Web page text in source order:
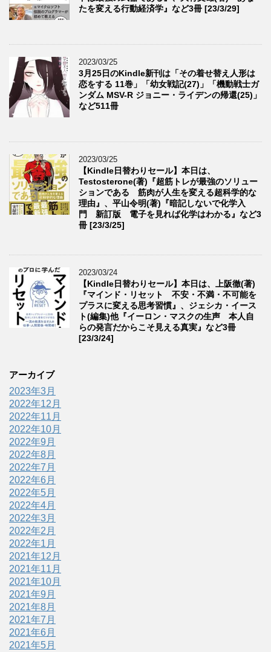
たを変える行動経済学』など3冊 [23/3/29]
2023/03/25
3月25日のKindle新刊は「その着せ替え人形は
恋をする 11巻」「幼女戦記(27)」「機動戦士ガ
ンダム MSV-R ジョニー・ライデンの帰還(25)」
など511冊
2023/03/25
【Kindle日替わりセール】本日は、
Testosterone(著)『超筋トレが最強のソリュー
ションである 筋肉が人生を変える超科学的な
理由』、平山令明(著)『暗記しないで化学入
門 新訂版 電子を見れば化学はわかる』など3
冊 [23/3/25]
2023/03/24
【Kindle日替わりセール】本日は、上阪徹(著)
『マインド・リセット 不安・不満・不可能を
プラスに変える思考習慣』、ジェシカ・イース
ト(編集)他『イーロン・マスクの生声 本人自
らの発言だからこそ見える真実』など3冊
[23/3/24]
アーカイブ
2023年3月
2022年12月
2022年11月
2022年10月
2022年9月
2022年8月
2022年7月
2022年6月
2022年5月
2022年4月
2022年3月
2022年2月
2022年1月
2021年12月
2021年11月
2021年10月
2021年9月
2021年8月
2021年7月
2021年6月
2021年5月